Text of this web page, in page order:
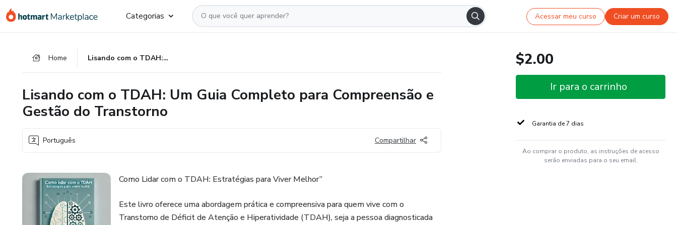
para
para
para
Categorias Acessar meu curso Criar um curso
Home Lisando com o TDAH: Um Guia Completo para Compreensão e Gestão do Transtorno
Lisando com o TDAH: Um Guia Completo para Compreensão e
Gestão do Transtorno
Português Compartilhar
Como Lidar com o TDAH: Estratégias para Viver Melhor”
Este livro oferece uma abordagem prática e compreensiva para quem vive com o
Transtorno de Déficit de Atenção e Hiperatividade (TDAH), seja a pessoa diagnosticada
$2.00
Ir para o carrinho
Garantia de 7 dias
Ao comprar o produto, as instruções de acesso
serão enviadas para o seu email.